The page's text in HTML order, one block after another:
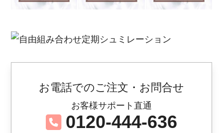
お電話でのご注文・お問合せ
お客様サポート直通
0120-444-636